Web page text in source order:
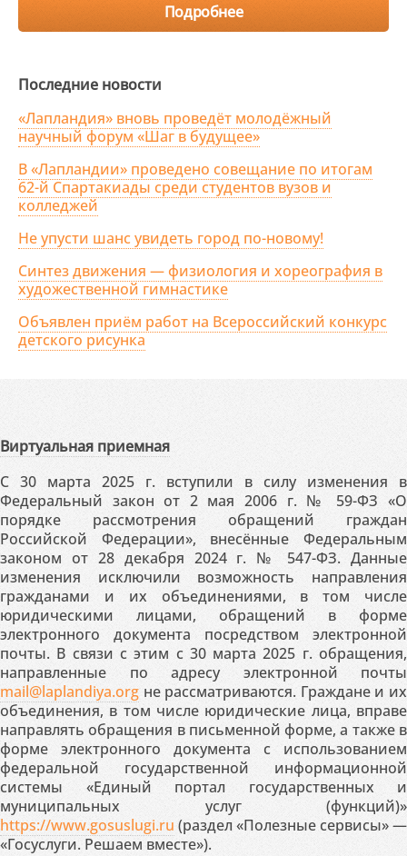
Подробнее
Последние новости
«Лапландия» вновь проведёт молодёжный
научный форум «Шаг в будущее»
В «Лапландии» проведено совещание по итогам
62-й Спартакиады среди студентов вузов и
колледжей
Не упусти шанс увидеть город по-новому!
Синтез движения — физиология и хореография в
художественной гимнастике
Объявлен приём работ на Всероссийский конкурс
детского рисунка
Виртуальная приемная
С 30 марта 2025 г. вступили в силу изменения в
Федеральный закон от 2 мая 2006 г. № 59-ФЗ «О
порядке рассмотрения обращений граждан
Российской Федерации», внесённые Федеральным
законом от 28 декабря 2024 г. № 547-ФЗ. Данные
изменения исключили возможность направления
гражданами и их объединениями, в том числе
юридическими лицами, обращений в форме
электронного документа посредством электронной
почты. В связи с этим с 30 марта 2025 г. обращения,
направленные по адресу электронной почты
mail@laplandiya.org не рассматриваются. Граждане и их
объединения, в том числе юридические лица, вправе
направлять обращения в письменной форме, а также в
форме электронного документа с использованием
федеральной государственной информационной
системы «Единый портал государственных и
муниципальных услуг (функций)»
https://www.gosuslugi.ru (раздел «Полезные сервисы» —
«Госуслуги. Решаем вместе»).